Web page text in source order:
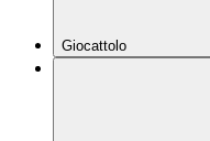
Giocattolo